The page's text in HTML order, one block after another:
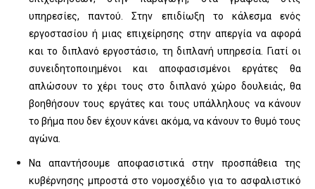
υπηρεσίες, παντού. Στην επιδίωξη το κάλεσμα ενός
εργοστασίου ή μιας επιχείρησης στην απεργία να αφορά
και το διπλανό εργοστάσιο, τη διπλανή υπηρεσία. Γιατί οι
συνειδητοποιημένοι και αποφασισμένοι εργάτες θα
απλώσουν το χέρι τους στο διπλανό χώρο δουλειάς, θα
βοηθήσουν τους εργάτες και τους υπάλληλους να κάνουν
το βήμα που δεν έχουν κάνει ακόμα, να κάνουν το θυμό τους
αγώνα.
Να απαντήσουμε αποφασιστικά στην προσπάθεια της
κυβέρνησης μπροστά στο νομοσχέδιο για το ασφαλιστικό